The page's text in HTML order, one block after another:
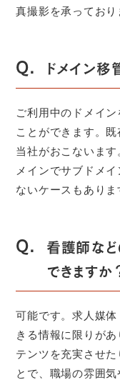
真撮影を承っており
Q. ドメイン移
ご利用中のドメイ
ことができます。
当社がおこないま
メインでサブドメ
ないケースもありま
Q.
看護師など
できますか
可能です。求人媒
きる情報に限りが
テンツを充実させ
とで、職場の雰囲